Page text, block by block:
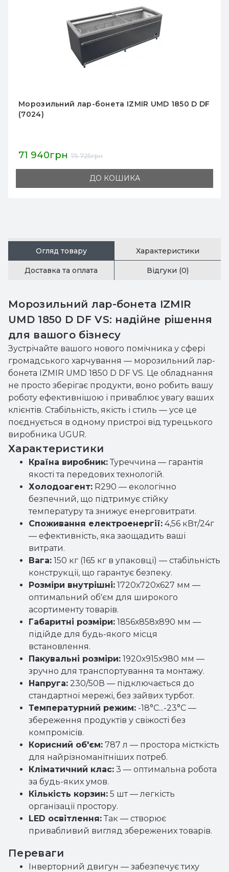
Морозильний лар-бонета IZMIR UMD 2500 D
DF VS - інвертор (7024)
98 877грн 104 081грн
ДО КОШИКА
Огляд товару Характеристики
Доставка та оплата Відгуки (0)
Морозильний лар-бонета IZMIR
UMD 1850 D DF VS: надійне рішення
для вашого бізнесу
Зустрічайте вашого нового помічника у сфері
громадського харчування — морозильний лар-
бонета IZMIR UMD 1850 D DF VS. Це обладнання
не просто зберігає продукти, воно робить вашу
роботу ефективнішою і приваблює увагу ваших
клієнтів. Стабільність, якість і стиль — усе це
поєднується в одному пристрої від турецького
виробника UGUR.
Характеристики
Країна виробник: Туреччина — гарантія
якості та передових технологій.
Холодоагент: R290 — екологічно
безпечний, що підтримує стійку
температуру та знижує енерговитрати.
Споживання електроенергії: 4,56 кВт/24г
— ефективність, яка заощадить ваші
витрати.
Вага: 150 кг (165 кг в упаковці) — стабільність
конструкції, що гарантує безпеку.
Розміри внутрішні: 1720х720х627 мм —
оптимальний об'єм для широкого
асортименту товарів.
Габаритні розміри: 1856х858х890 мм —
підійде для будь-якого місця
встановлення.
Пакувальні розміри: 1920х915х980 мм —
зручно для транспортування та монтажу.
Напруга: 230/50В — підключається до
стандартної мережі, без зайвих турбот.
Температурний режим: -18°C...-23°C —
збереження продуктів у свіжості без
компромісів.
Корисний об'єм: 787 л — простора місткість
для найрізноманітніших потреб.
Кліматичний клас: 3 — оптимальна робота
за будь-яких умов.
Кількість корзин: 5 шт — легкість
організації простору.
LED освітлення: Так — створює
привабливий вигляд збережених товарів.
Переваги
Інверторний двигун — забезпечує тиху